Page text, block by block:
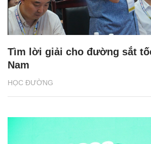
HỌC ĐƯỜNG
Tìm lời giải cho đường sắt
Nam